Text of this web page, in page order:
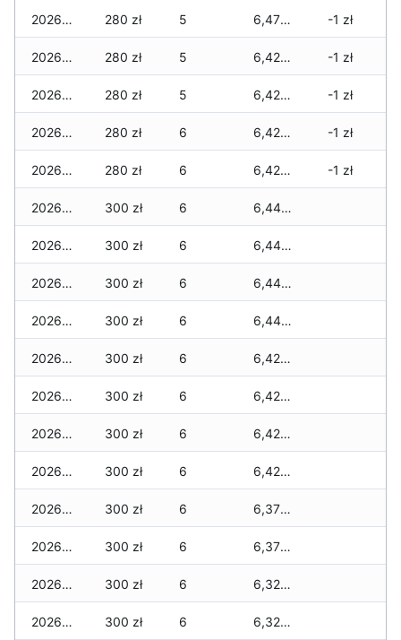
2026-06-05 280 zł 5 6,470 zł -1 zł
2026-06-04 280 zł 5 6,420 zł -1 zł
2026-06-03 280 zł 5 6,420 zł -1 zł
2026-06-02 280 zł 6 6,420 zł -1 zł
2026-06-01 280 zł 6 6,420 zł -1 zł
2026-05-31 300 zł 6 6,440 zł
2026-05-30 300 zł 6 6,440 zł
2026-05-29 300 zł 6 6,440 zł
2026-05-28 300 zł 6 6,440 zł
2026-05-27 300 zł 6 6,420 zł
2026-05-26 300 zł 6 6,420 zł
2026-05-25 300 zł 6 6,420 zł
2026-05-24 300 zł 6 6,420 zł
2026-05-23 300 zł 6 6,370 zł
2026-05-22 300 zł 6 6,370 zł
2026-05-21 300 zł 6 6,320 zł
2026-05-20 300 zł 6 6,320 zł